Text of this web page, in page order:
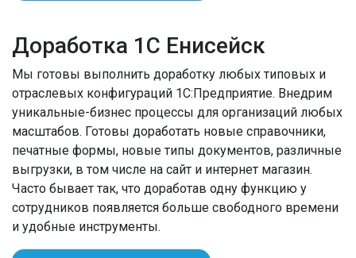
Доработка 1С Енисейск
Мы готовы выполнить доработку любых типовых и
отраслевых конфигураций 1С:Предприятие. Внедрим
уникальные-бизнес процессы для организаций любых
масштабов. Готовы доработать новые справочники,
печатные формы, новые типы документов, различные
выгрузки, в том числе на сайт и интернет магазин.
Часто бывает так, что доработав одну функцию у
сотрудников появляется больше свободного времени
и удобные инструменты.